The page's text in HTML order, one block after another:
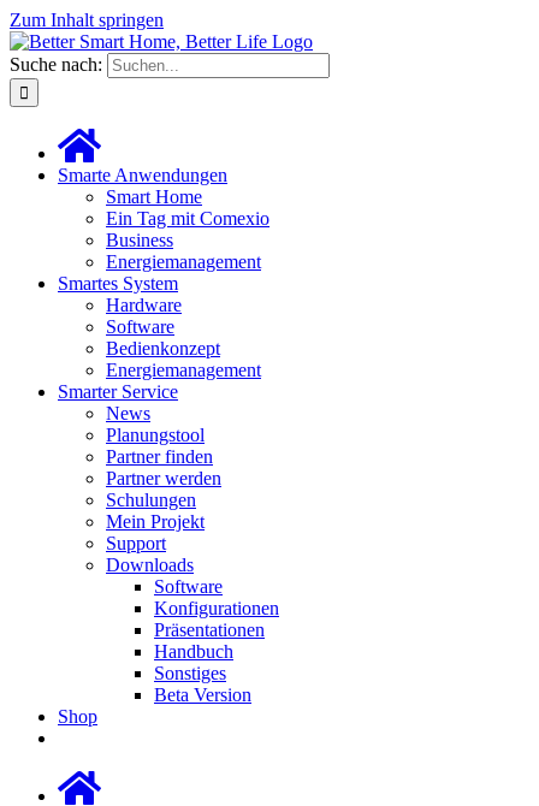
Zum Inhalt springen
Suche nach:
Smarte Anwendungen
Smart Home
Ein Tag mit Comexio
Business
Energiemanagement
Smartes System
Hardware
Software
Bedienkonzept
Energiemanagement
Smarter Service
News
Planungstool
Partner finden
Partner werden
Schulungen
Mein Projekt
Support
Downloads
Software
Konfigurationen
Präsentationen
Handbuch
Sonstiges
Beta Version
Shop